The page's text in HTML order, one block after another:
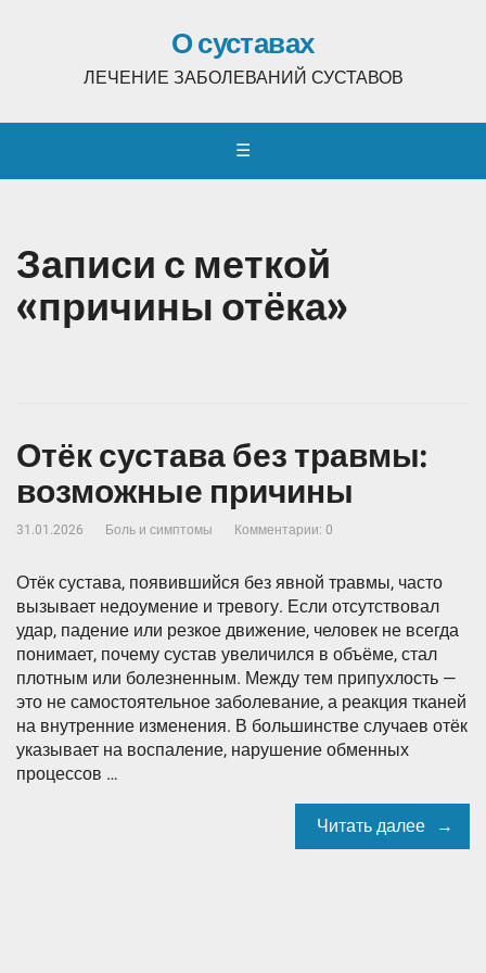
О суставах
ЛЕЧЕНИЕ ЗАБОЛЕВАНИЙ СУСТАВОВ
☰
Записи с меткой
«причины отёка»
Отёк сустава без травмы:
возможные причины
31.01.2026 Боль и симптомы Комментарии: 0
Отёк сустава, появившийся без явной травмы, часто
вызывает недоумение и тревогу. Если отсутствовал
удар, падение или резкое движение, человек не всегда
понимает, почему сустав увеличился в объёме, стал
плотным или болезненным. Между тем припухлость —
это не самостоятельное заболевание, а реакция тканей
на внутренние изменения. В большинстве случаев отёк
указывает на воспаление, нарушение обменных
процессов …
Читать далее